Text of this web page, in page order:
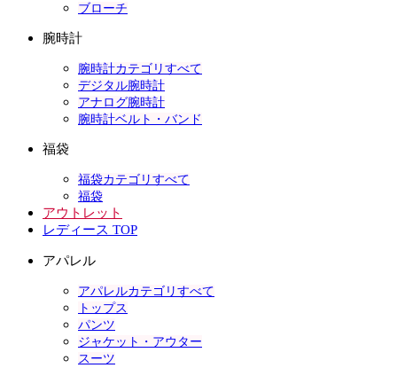
ブローチ
腕時計
腕時計カテゴリすべて
デジタル腕時計
アナログ腕時計
腕時計ベルト・バンド
福袋
福袋カテゴリすべて
福袋
アウトレット
レディース TOP
アパレル
アパレルカテゴリすべて
トップス
パンツ
ジャケット・アウター
スーツ